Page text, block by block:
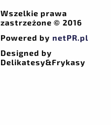
Wszelkie prawa
zastrzeżone © 2016
Powered by netPR.pl
Designed by
Delikatesy&Frykasy